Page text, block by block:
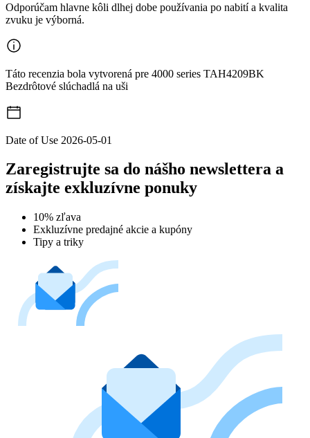
Odporúčam hlavne kôli dlhej dobe používania po nabití a kvalita
zvuku je výborná.
Táto recenzia bola vytvorená pre 4000 series TAH4209BK
Bezdrôtové slúchadlá na uši
Date of Use 2026-05-01
Zaregistrujte sa do nášho newslettera a
získajte exkluzívne ponuky
10% zľava
Exkluzívne predajné akcie a kupóny
Tipy a triky